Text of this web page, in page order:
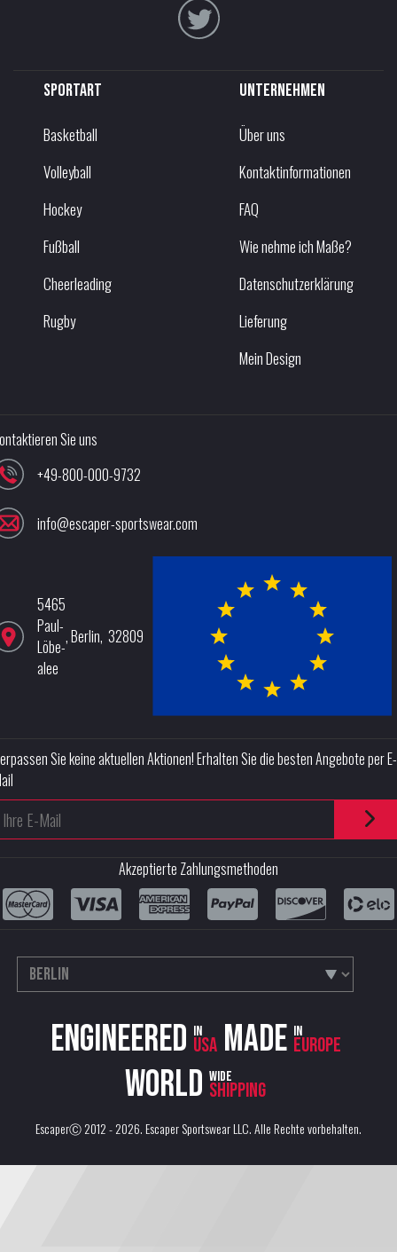
Sportart
Basketball
Volleyball
Hockey
Fußball
Cheerleading
Rugby
Unternehmen
Über uns
Kontaktinformationen
FAQ
Wie nehme ich Maße?
Datenschutzerklärung
Lieferung
Mein Design
Sie uns
+49-800-000-9732
info@escaper-sportswear.com
5465
Paul-
Löbe-
alee
,Berlin, 32809
Sie keine aktuellen Aktionen! Erhalten Sie die besten Angebote per E-
Akzeptierte Zahlungsmethoden
Engineered in
USA Made in
Europe
World wide
shipping
EscaperⒸ 2012 - 2026.Escaper Sportswear LLC. Alle Rechte vorbehalten.